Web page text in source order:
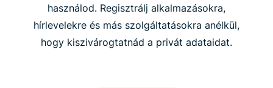
használod. Regisztrálj alkalmazásokra,
hírlevelekre és más szolgáltatásokra anélkül,
hogy kiszivárogtatnád a privát adataidat.